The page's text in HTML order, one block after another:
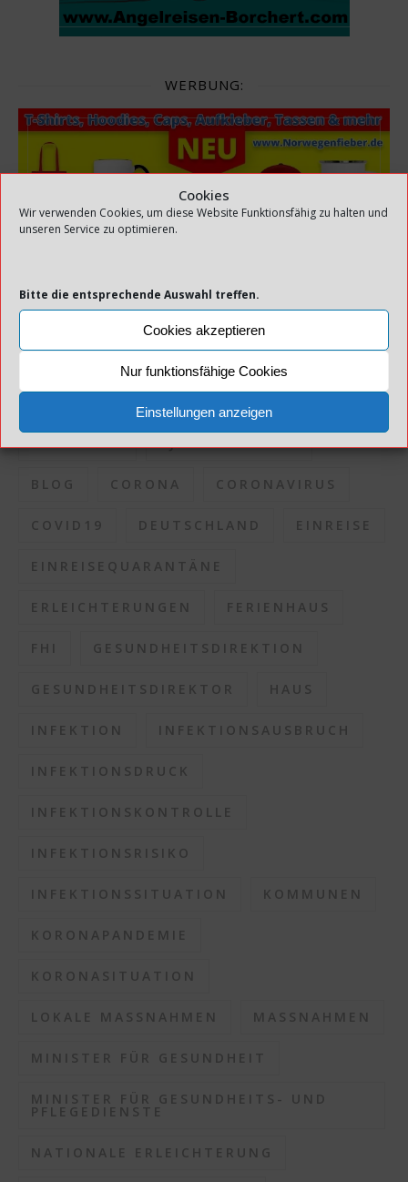
Cookies
Wir verwenden Cookies, um diese Website Funktionsfähig zu halten und
unseren Service zu optimieren.
Bitte die entsprechende Auswahl treffen.
Cookies akzeptieren
Nur funktionsfähige Cookies
Einstellungen anzeigen
WERBUNG:
NORWEGENFIEBER.DE - DESIGNS FÜR
NORWEGENFREUNDE
BLOG CORONA CORONAVIRUS
COVID19 DEUTSCHLAND EINREISE
EINREISEQUARANTÄNE
ERLEICHTERUNGEN FERIENHAUS
FHI GESUNDHEITSDIREKTION
GESUNDHEITSDIREKTOR HAUS
INFEKTION INFEKTIONSAUSBRUCH
INFEKTIONSDRUCK
INFEKTIONSKONTROLLE
INFEKTIONSRISIKO
INFEKTIONSSITUATION KOMMUNEN
KORONAPANDEMIE
KORONASITUATION
LOKALE MASSNAHMEN MASSNAHMEN
MINISTER FÜR GESUNDHEIT
MINISTER FÜR GESUNDHEITS- UND
PFLEGEDIENSTE
NATIONALE ERLEICHTERUNG